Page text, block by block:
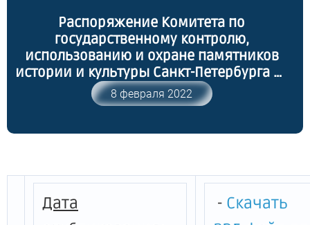
Распоряжение Комитета по
государственному контролю,
использованию и охране памятников
истории и культуры Санкт-Петербурга от
04.02.2022 № 83-рп "Об утверждении
границ и режима использования
наследия федерального значения "Дом
Здесь родился и в 1899-1917 гг. жил
писатель Набоков В.В."
8 февраля 2022
Дата
- Скачать